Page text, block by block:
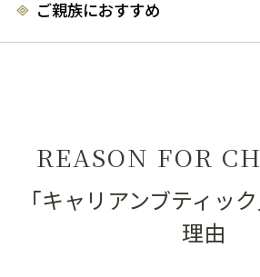
ご親族におすすめ
REASON FOR
「キャリアンブティッ
理由